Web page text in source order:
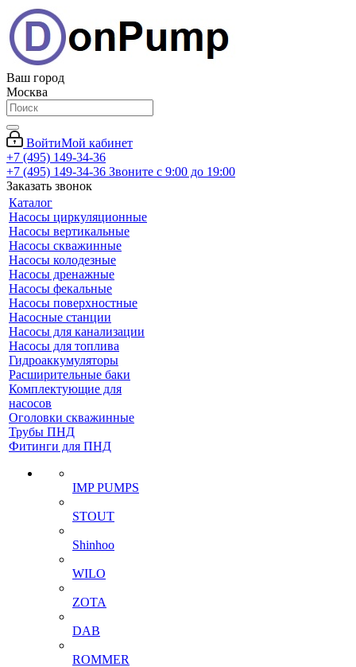
Ваш город
Москва
ВойтиМой кабинет
+7 (495) 149-34-36
+7 (495) 149-34-36 Звоните с 9:00 до 19:00
Заказать звонок
Каталог
Насосы циркуляционные
Насосы вертикальные
Насосы скважинные
Насосы колодезные
Насосы дренажные
Насосы фекальные
Насосы поверхностные
Насосные станции
Насосы для канализации
Насосы для топлива
Гидроаккумуляторы
Расширительные баки
Комплектующие для
насосов
Оголовки скважинные
Трубы ПНД
Фитинги для ПНД
IMP PUMPS
STOUT
Shinhoo
WILO
ZOTA
DAB
ROMMER